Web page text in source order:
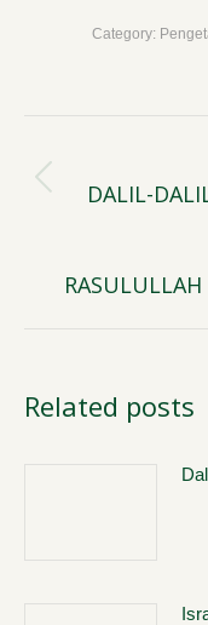
Category:
DALIL-
Related posts